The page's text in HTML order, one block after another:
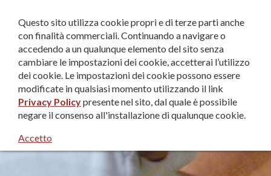
Questo sito utilizza cookie propri e di terze parti anche
con finalità commerciali. Continuando a navigare o
accedendo a un qualunque elemento del sito senza
cambiare le impostazioni dei cookie, accetterai l’utilizzo
dei cookie. Le impostazioni dei cookie possono essere
modificate in qualsiasi momento utilizzando il link
Privacy Policypresente nel sito, dal quale è possibile
negare il consenso all'installazione di qualunque cookie.
Accetto